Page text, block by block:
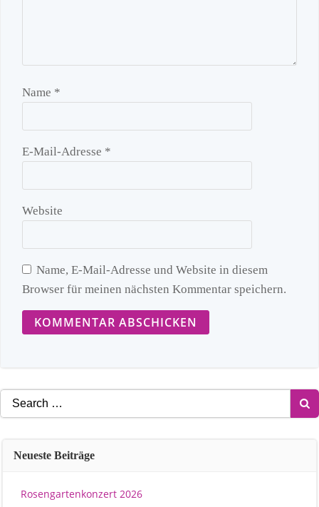
Name *
E-Mail-Adresse *
Website
Name, E-Mail-Adresse und Website in diesem
Browser für meinen nächsten Kommentar speichern.
Search
for:
Neueste Beiträge
Rosengartenkonzert 2026